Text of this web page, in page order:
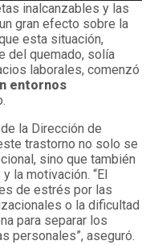
inalcanzables y las
gran efecto sobre la
esta situación,
del quemado, solía
laborales, comenzó
entornos
la Dirección de
trastorno no solo se
sino que también
la motivación. “El
de estrés por las
o la dificultad
para separar los
personales”, aseguró.